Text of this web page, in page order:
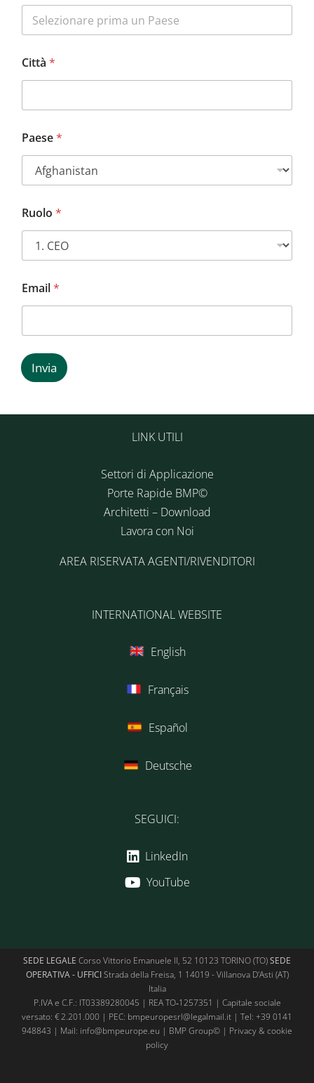
Città *
Paese*
Ruolo *
Email*
Invia
LINK UTILI
Settori di Applicazione
Porte Rapide BMP©
Architetti – Download
Lavora con Noi
AREA RISERVATA AGENTI/RIVENDITORI
INTERNATIONAL WEBSITE
English
Français
Español
Deutsche
SEGUICI:
LinkedIn
YouTube
SEDE LEGALE Corso Vittorio Emanuele II, 52 10123 TORINO (TO)SEDE
OPERATIVA - UFFICIStrada della Freisa, 1 14019 - Villanova D'Asti (AT)
Italia
P.IVA e C.F.: IT03389280045 | REA TO‑1257351 | Capitale sociale
versato: € 2.201.000 | PEC: bmpeuropesrl@legalmail.it | Tel: +39 0141
948843 | Mail: info@bmpeurope.eu | BMP Group© | Privacy & cookie
policy